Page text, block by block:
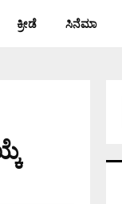
ಕ್ರೀಡೆ ಸಿನೆಮಾ